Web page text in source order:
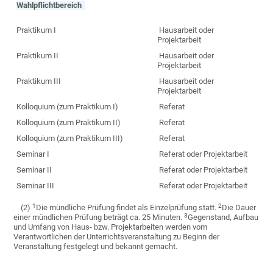
Wahlpflichtbereich
Praktikum I
Hausarbeit oder
Projektarbeit
Praktikum II
Hausarbeit oder
Projektarbeit
Praktikum III
Hausarbeit oder
Projektarbeit
Kolloquium (zum Praktikum I)
Referat
Kolloquium (zum Praktikum II)
Referat
Kolloquium (zum Praktikum III)
Referat
Seminar I
Referat oder Projektarbeit
Seminar II
Referat oder Projektarbeit
Seminar III
Referat oder Projektarbeit
(2)1 Die mündliche Prüfung findet als Einzelprüfung statt.2Die Dauer
einer mündlichen Prüfung beträgt ca. 25 Minuten.3Gegenstand, Aufbau
und Umfang von Haus- bzw. Projektarbeiten werden vom
Verantwortlichen der Unterrichtsveranstaltung zu Beginn der
Veranstaltung festgelegt und bekannt gemacht.